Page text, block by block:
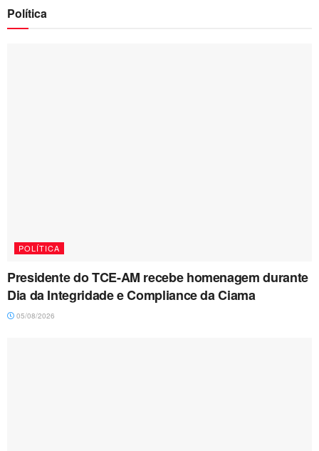
Política
POLÍTICA
Presidente do TCE-AM recebe homenagem durante
Dia da Integridade e Compliance da Ciama
05/08/2026